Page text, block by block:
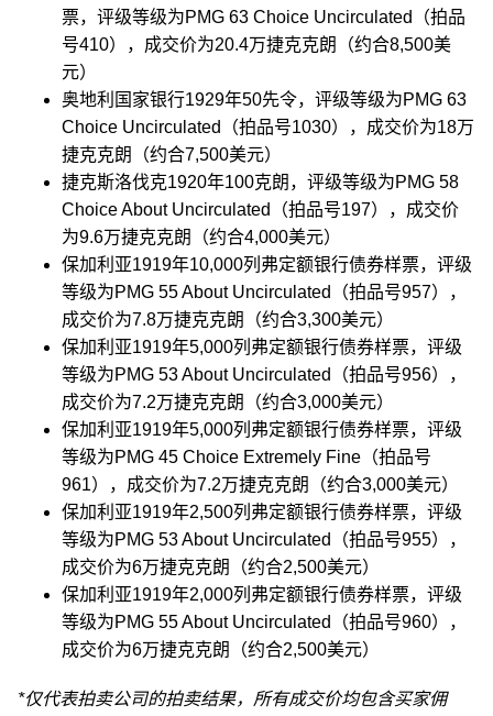
票，评级等级为PMG 63 Choice Uncirculated（拍品
号410），成交价为20.4万捷克克朗（约合8,500美
元）
奥地利国家银行1929年50先令，评级等级为PMG 63
Choice Uncirculated（拍品号1030），成交价为18万
捷克克朗（约合7,500美元）
捷克斯洛伐克1920年100克朗，评级等级为PMG 58
Choice About Uncirculated（拍品号197），成交价
为9.6万捷克克朗（约合4,000美元）
保加利亚1919年10,000列弗定额银行债券样票，评级
等级为PMG 55 About Uncirculated（拍品号957），
成交价为7.8万捷克克朗（约合3,300美元）
保加利亚1919年5,000列弗定额银行债券样票，评级
等级为PMG 53 About Uncirculated（拍品号956），
成交价为7.2万捷克克朗（约合3,000美元）
保加利亚1919年5,000列弗定额银行债券样票，评级
等级为PMG 45 Choice Extremely Fine（拍品号
961），成交价为7.2万捷克克朗（约合3,000美元）
保加利亚1919年2,500列弗定额银行债券样票，评级
等级为PMG 53 About Uncirculated（拍品号955），
成交价为6万捷克克朗（约合2,500美元）
保加利亚1919年2,000列弗定额银行债券样票，评级
等级为PMG 55 About Uncirculated（拍品号960），
成交价为6万捷克克朗（约合2,500美元）
*仅代表拍卖公司的拍卖结果，所有成交价均包含买家佣